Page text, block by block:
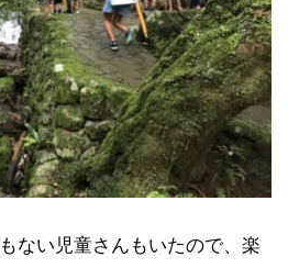
ない児童さんもいたので、楽